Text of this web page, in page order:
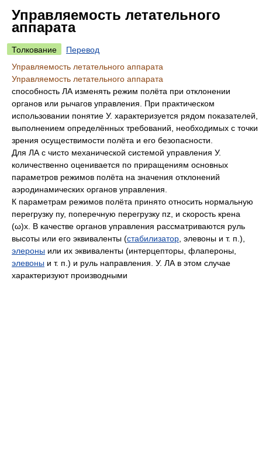
Управляемость летательного
аппарата
Толкование
Перевод
Управляемость летательного аппарата
Управляемость летательного аппарата
способность ЛА изменять режим полёта при отклонении
органов или рычагов управления. При практическом
использовании понятие У. характеризуется рядом показателей,
выполнением определённых требований, необходимых с точки
зрения осуществимости полёта и его безопасности.
Для ЛА с чисто механической системой управления У.
количественно оценивается по приращениям основных
параметров режимов полёта на значения отклонений
аэродинамических органов управления.
К параметрам режимов полёта принято относить нормальную
перегрузку пy, поперечную перегрузку пz, и скорость крена
(ω)x. В качестве органов управления рассматриваются руль
высоты или его эквиваленты (стабилизатор , элевоны и т. п.),
элероны или их эквиваленты (интерцепторы, флапероны,
элевоны и т. п.) и руль направления. У. ЛА в этом случае
характеризуют производными